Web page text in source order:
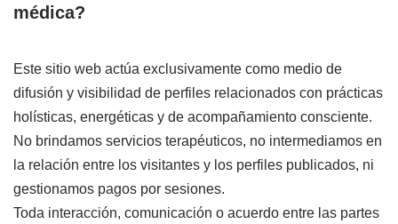
médica?
Este sitio web actúa exclusivamente como medio de
difusión y visibilidad de perfiles relacionados con prácticas
holísticas, energéticas y de acompañamiento consciente.
No brindamos servicios terapéuticos, no intermediamos en
la relación entre los visitantes y los perfiles publicados, ni
gestionamos pagos por sesiones.
Toda interacción, comunicación o acuerdo entre las partes